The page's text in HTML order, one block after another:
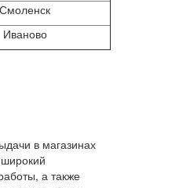
Смоленск
Иваново
в магазинах
а также